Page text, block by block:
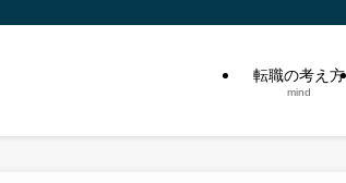
転職の考え方
mind